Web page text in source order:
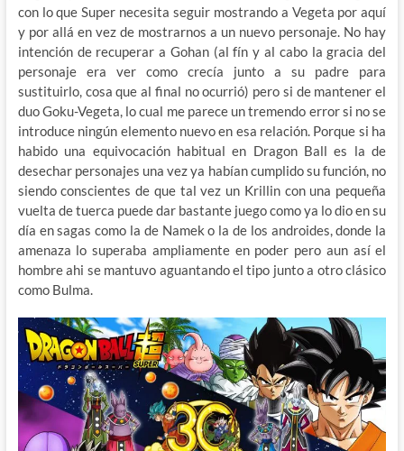
con lo que Super necesita seguir mostrando a Vegeta por aquí
y por allá en vez de mostrarnos a un nuevo personaje. No hay
intención de recuperar a Gohan (al fín y al cabo la gracia del
personaje era ver como crecía junto a su padre para
sustituirlo, cosa que al final no ocurrió) pero si de mantener el
duo Goku-Vegeta, lo cual me parece un tremendo error si no se
introduce ningún elemento nuevo en esa relación. Porque si ha
habido una equivocación habitual en Dragon Ball es la de
desechar personajes una vez ya habían cumplido su función, no
siendo conscientes de que tal vez un Krillin con una pequeña
vuelta de tuerca puede dar bastante juego como ya lo dio en su
día en sagas como la de Namek o la de los androides, donde la
amenaza lo superaba ampliamente en poder pero aun así el
hombre ahi se mantuvo aguantando el tipo junto a otro clásico
como Bulma.